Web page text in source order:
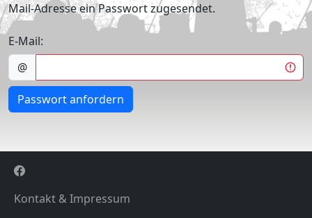
Mail-Adresse ein Passwort zugesendet.
E-Mail:
@
Passwort anfordern
Kontakt & Impressum